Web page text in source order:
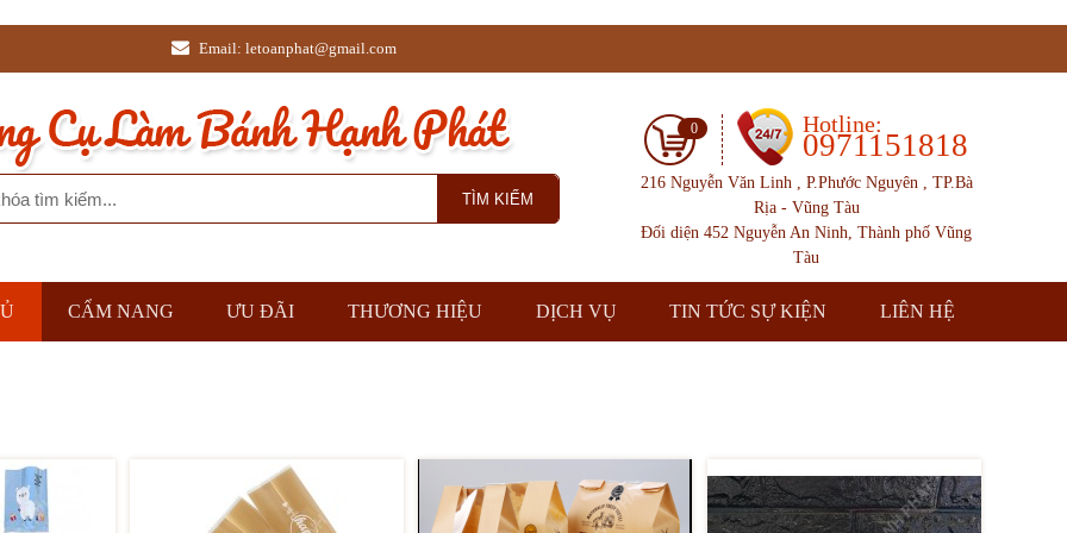
Email: letoanphat@gmail.com
0 Hotline:
0971151818
216 Nguyễn Văn Linh , P.Phước Nguyên , TP.Bà
Rịa - Vũng Tàu
Đối diện 452 Nguyễn An Ninh, Thành phố Vũng
Tàu
CẨM NANG ƯU ĐÃI THƯƠNG HIỆU DỊCH VỤ TIN TỨC SỰ KIỆN LIÊN HỆ